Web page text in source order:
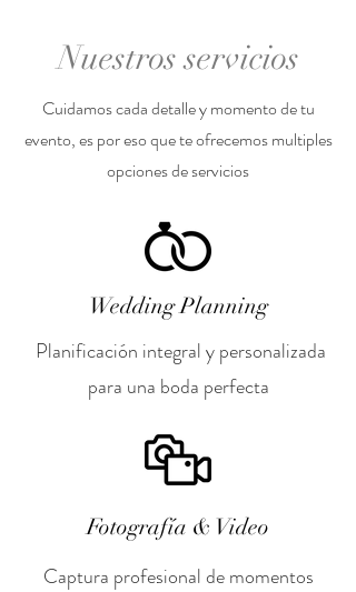
Nuestros servicios
Cuidamos cada detalle y momento de tu
evento, es por eso que te ofrecemos multiples
opciones de servicios
Wedding Planning
Planificación integral y personalizada
para una boda perfecta
Fotografía & Video
Captura profesional de momentos